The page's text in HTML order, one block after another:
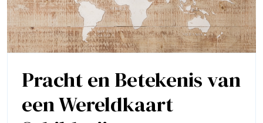
Pracht en Betekenis van
een Wereldkaart